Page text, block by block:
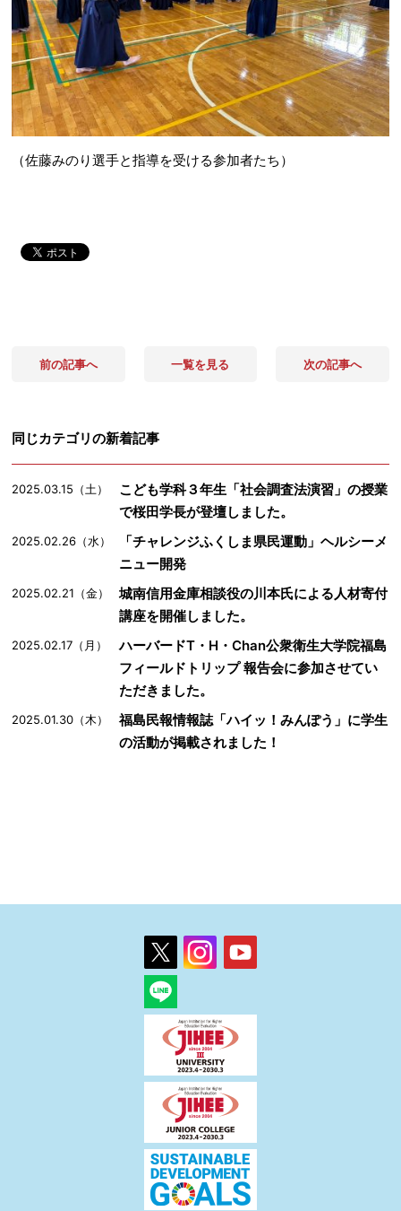
（佐藤みのり選手と指導を受ける参加者たち）
前の記事へ 一覧を見る 次の記事へ
同じカテゴリの新着記事
2025.03.15（土）
こども学科３年生「社会調査法演習」の授業
で桜田学長が登壇しました。
2025.02.26（水）
「チャレンジふくしま県民運動」ヘルシーメ
ニュー開発
2025.02.21（金）
城南信用金庫相談役の川本氏による人材寄付
講座を開催しました。
2025.02.17（月）
ハーバードT・H・Chan公衆衛生大学院福島
フィールドトリップ 報告会に参加させてい
ただきました。
2025.01.30（木）
福島民報情報誌「ハイッ！みんぽう」に学生
の活動が掲載されました！